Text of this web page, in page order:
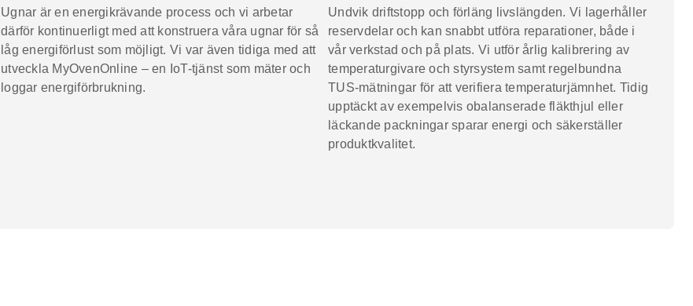
Ugnar är en energikrävande process och vi arbetar
därför kontinuerligt med att konstruera våra ugnar för så
låg energiförlust som möjligt. Vi var även tidiga med att
utveckla MyOvenOnline – en IoT-tjänst som mäter och
loggar energiförbrukning.
Undvik driftstopp och förläng livslängden. Vi lagerhåller
reservdelar och kan snabbt utföra reparationer, både i
vår verkstad och på plats. Vi utför årlig kalibrering av
temperaturgivare och styrsystem samt regelbundna
TUS‑mätningar för att verifiera temperaturjämnhet. Tidig
upptäckt av exempelvis obalanserade fläkthjul eller
läckande packningar sparar energi och säkerställer
produktkvalitet.